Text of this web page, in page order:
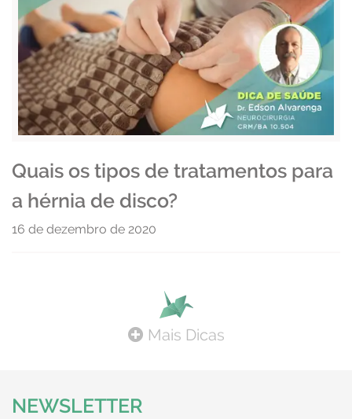
Quais os tipos de tratamentos para
a hérnia de disco?
16 de dezembro de 2020
Mais Dicas
NEWSLETTER